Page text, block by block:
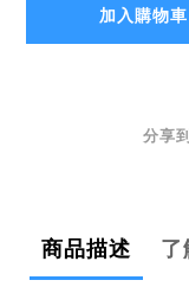
加入購物車
分享
商品描述